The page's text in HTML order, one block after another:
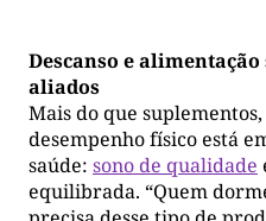
Descanso e
aliados
Mais do que
desempenho físico está
saúde: sono de qualidade
equilibrada. “Quem